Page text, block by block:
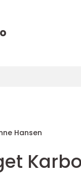
Hansen